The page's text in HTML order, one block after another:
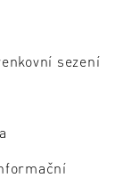
sezení